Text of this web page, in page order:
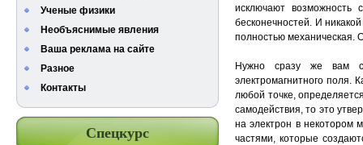
Ученые физики
Необъяснимые явления
Ваша реклама на сайте
Разное
Контакты
Спецкурс
исключают возможность
бесконечностей. И
полностью механическая.
Нужно сразу же вам
электромагнитного поля.
любой точке,
самодействия, то это
на электрон в некотором
частями, которые